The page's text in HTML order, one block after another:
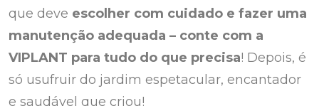
que deve escolher com cuidado e fazer uma
manutenção adequada – conte com a
VIPLANT para tudo do que precisa! Depois, é
só usufruir do jardim espetacular, encantador
e saudável que criou!